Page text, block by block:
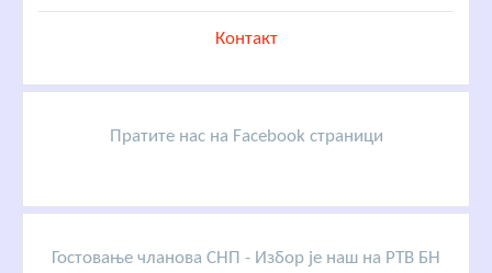
Контакт
Пратите нас на Facebook страници
Гостовање чланова СНП - Избор је наш на РТВ БН